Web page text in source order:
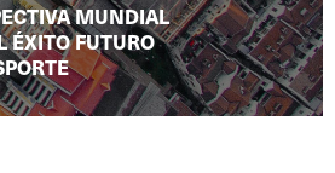
MUNDIAL
ÉXITO FUTURO